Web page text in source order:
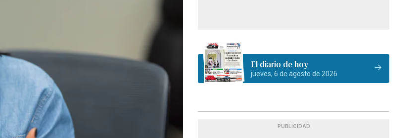
El diario de hoy
jueves, 6 de agosto de 2026
PUBLICIDAD